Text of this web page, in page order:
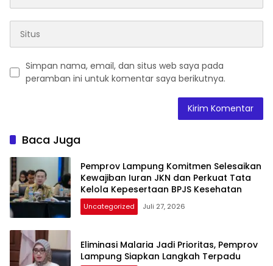
Simpan nama, email, dan situs web saya pada
peramban ini untuk komentar saya berikutnya.
Baca Juga
Pemprov Lampung Komitmen Selesaikan
Kewajiban Iuran JKN dan Perkuat Tata
Kelola Kepesertaan BPJS Kesehatan
Uncategorized Juli 27, 2026
Eliminasi Malaria Jadi Prioritas, Pemprov
Lampung Siapkan Langkah Terpadu